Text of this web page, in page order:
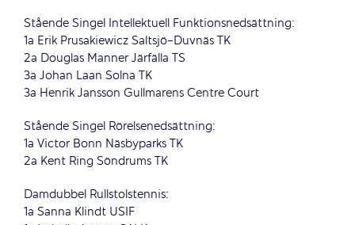
Stående Singel Intellektuell Funktionsnedsättning:
1a Erik Prusakiewicz Saltsjö-Duvnäs TK
2a Douglas Manner Järfälla TS
3a Johan Laan Solna TK
3a Henrik Jansson Gullmarens Centre Court
Stående Singel Rörelsenedsättning:
1a Victor Bonn Näsbyparks TK
2a Kent Ring Söndrums TK
Damdubbel Rullstolstennis:
1a Sanna Klindt USIF